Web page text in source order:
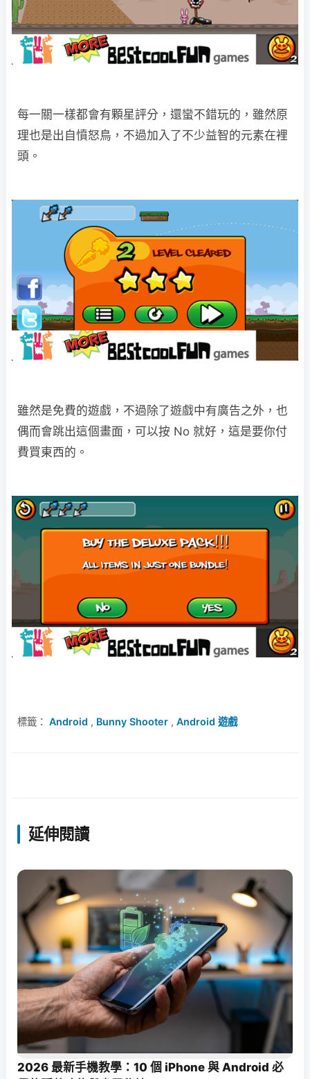
每一關一樣都會有顆星評分，還蠻不錯玩的，雖然原
理也是出自憤怒鳥，不過加入了不少益智的元素在裡
頭。
雖然是免費的遊戲，不過除了遊戲中有廣告之外，也
偶而會跳出這個畫面，可以按 No 就好，這是要你付
費買東西的。
標籤： Android , Bunny Shooter , Android 遊戲
延伸閱讀
2026 最新手機教學：10 個 iPhone 與 Android 必